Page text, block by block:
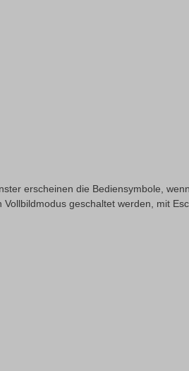
erscheinen die Bediensymbole,
Vollbildmodus geschaltet werden, mit